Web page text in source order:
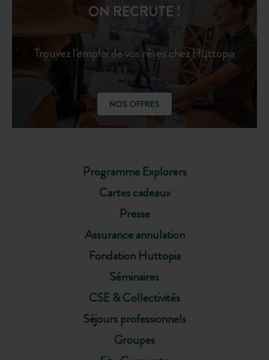
Programme Explorers
Cartes cadeaux
Presse
Assurance annulation
Fondation Huttopia
Séminaires
CSE & Collectivités
Séjours professionnels
Groupes
ON RECRUTE !
Trouvez l'emploi de vos rêves chez Huttopia
NOS OFFRES